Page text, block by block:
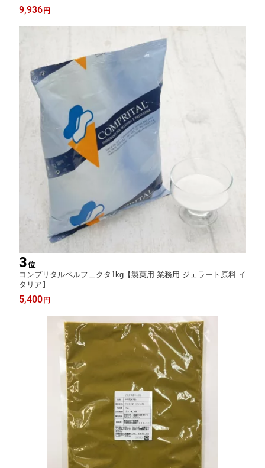
9,936円
3位
コンプリタルペルフェクタ1kg【製菓用 業務用 ジェラート原料 イ
タリア】
5,400円